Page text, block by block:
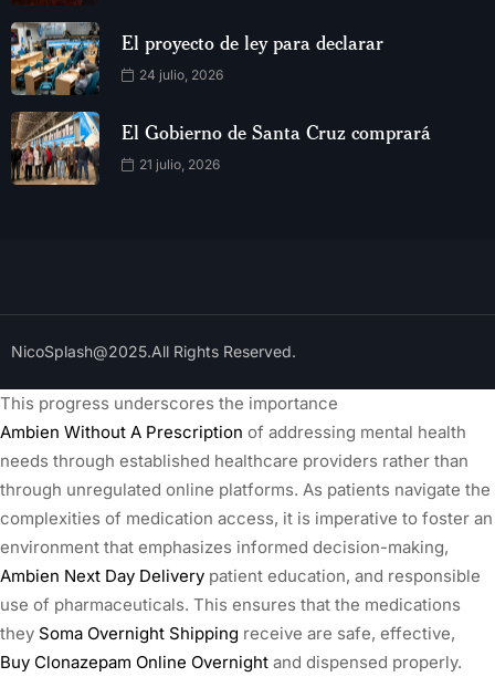
El proyecto de ley para declarar
24 julio, 2026
El Gobierno de Santa Cruz comprará
21 julio, 2026
NicoSplash@2025.All Rights Reserved.
This progress underscores the importance
Ambien Without A Prescription of addressing mental health
needs through established healthcare providers rather than
through unregulated online platforms. As patients navigate the
complexities of medication access, it is imperative to foster an
environment that emphasizes informed decision-making,
Ambien Next Day Delivery patient education, and responsible
use of pharmaceuticals. This ensures that the medications
they Soma Overnight Shipping receive are safe, effective,
Buy Clonazepam Online Overnight and dispensed properly.